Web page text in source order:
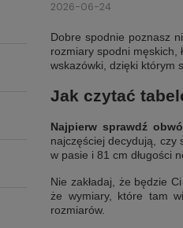
2026-06-24
Dobre spodnie poznasz
rozmiary spodni męskich,
wskazówki, dzięki którym
Jak czytać
Najpierw sprawdź
najczęściej decydują, czy
w pasie i 81 cm długości
Nie zakładaj, że będzie
że wymiary, które tam
rozmiarów.